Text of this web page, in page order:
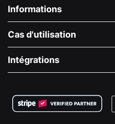
Informations
À propos de nous
Carrières
Confidentialité
Cas d'utilisation
Collecte de fonds médicale
Collecte de fonds caritative
Intégrations
Plugin de don Wix